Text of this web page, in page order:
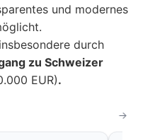
und modernes
durch
zu Schweizer
EUR).